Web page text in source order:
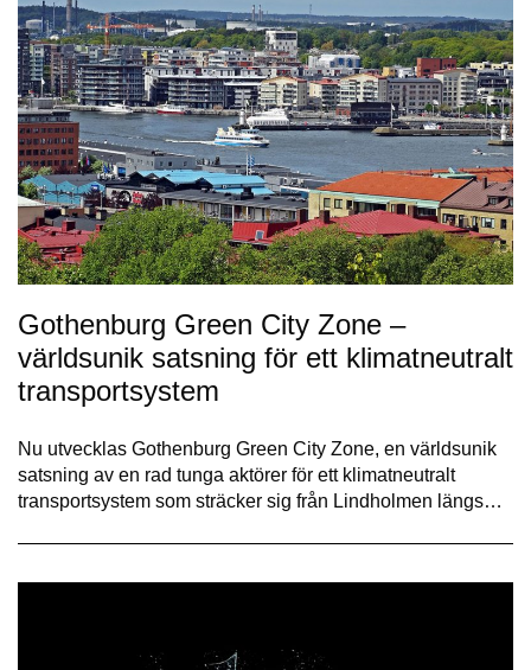
Gothenburg Green City Zone –
världsunik satsning för ett klimatneutralt
transportsystem
Nu utvecklas Gothenburg Green City Zone, en världsunik
satsning av en rad tunga aktörer för ett klimatneutralt
transportsystem som sträcker sig från Lindholmen längs…